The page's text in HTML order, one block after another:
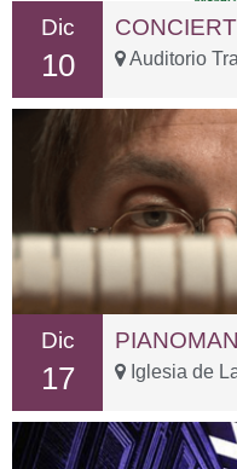
Dic
10 Auditorio
Dic
17 Iglesia de